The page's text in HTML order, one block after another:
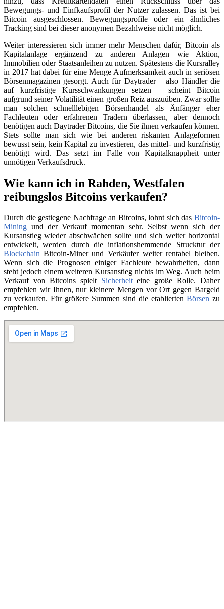
Bewegungs- und Einfkaufsprofil der Nutzer zulassen. Das ist bei
Bitcoin ausgeschlossen. Bewegungsprofile oder ein ähnliches
Tracking sind bei dieser anonymen Bezahlweise nicht möglich.
Weiter interessieren sich immer mehr Menschen dafür, Bitcoin als
Kapitalanlage ergänzend zu anderen Anlagen wie Aktion,
Immobilien oder Staatsanleihen zu nutzen. Spätestens die Kursralley
in 2017 hat dabei für eine Menge Aufmerksamkeit auch in seriösen
Börsenmagazinen gesorgt. Auch für Daytrader – also Händler die
auf kurzfristige Kursschwankungen setzen – scheint Bitcoin
aufgrund seiner Volatilität einen großen Reiz auszuüben. Zwar sollte
man solchen schnelllebigen Börsenhandel als Änfänger eher
Fachleuten oder erfahrenen Tradern überlassen, aber dennoch
benötigen auch Daytrader Bitcoins, die Sie ihnen verkaufen können.
Stets sollte man sich wie bei anderen riskanten Anlageformen
bewusst sein, kein Kapital zu investieren, das mittel- und kurzfristig
benötigt wird. Das setzt im Falle von Kapitalknappheit unter
unnötigen Verkaufsdruck.
Wie kann ich in Rahden, Westfalen
reibungslos Bitcoins verkaufen?
Durch die gestiegene Nachfrage an Bitcoins, lohnt sich das Bitcoin-
Mining und der Verkauf momentan sehr. Selbst wenn sich der
Kursanstieg wieder abschwächen sollte und sich weiter horizontal
entwickelt, werden durch die inflationshemmende Strucktur der
Blockchain Bitcoin-Miner und Verkäufer weiter rentabel bleiben.
Wenn sich die Prognosen einiger Fachleute bewahrheiten, dann
steht jedoch einem weiteren Kursanstieg nichts im Weg. Auch beim
Verkauf von Bitcoins spielt Sicherheiteine große Rolle. Daher
empfehlen wir Ihnen, nur kleinere Mengen vor Ort gegen Bargeld
zu verkaufen. Für größere Summen sind die etablierten Börsen zu
empfehlen.